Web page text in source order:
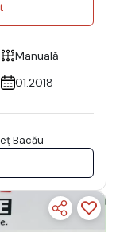
Manuală
01.2018
Bacău